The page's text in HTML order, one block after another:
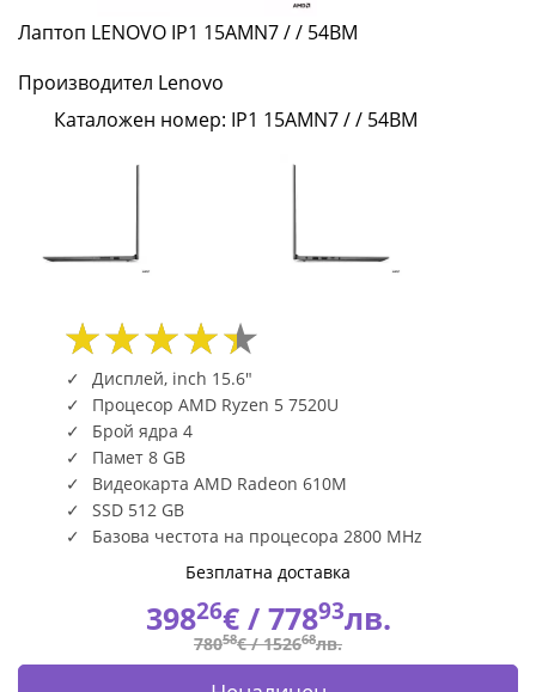
IP1
15AMN7
/
54BM
|
Fly.bg
Лаптоп LENOVO IP1 15AMN7 / / 54BM
Производител Lenovo
Каталожен номер: IP1 15AMN7 / / 54BM
Дисплей, inch 15.6"
Процесор AMD Ryzen 5 7520U
Брой ядра 4
Памет 8 GB
Видеокарта AMD Radeon 610M
SSD 512 GB
Базова честота на процесора 2800 MHz
Безплатна доставка
39826€ / 77893лв.
78058€ /152668лв.